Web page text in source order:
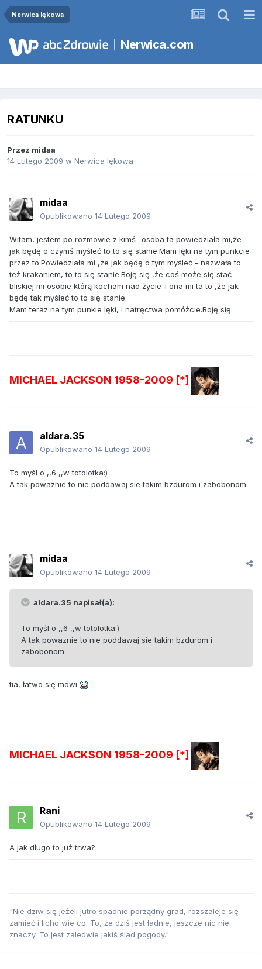
Nerwica lękowa
Nerwica.com
RATUNKU
Przez midaa
14 Lutego 2009 w Nerwica lękowa
midaa
Opublikowano 14 Lutego 2009
Witam, jestem po rozmowie z kimś- osoba ta powiedziała mi,że
jak będę o czymś myśleć to to się stanie.Mam lęki na tym punkcie
przez to.Powiedziała mi ,że jak będę o tym myśleć - nazwała to
też krakaniem, to to się stanie.Boję się ,że coś może się stać
bliskiej mi osobie którą kocham nad życie-i ona mi ta to ,że jak
będę tak myśleć to to się stanie.
Mam teraz na tym punkie lęki, i natręctwa pomóżcie.Boję się.
MICHAEL JACKSON 1958-2009 [*]
aldara.35
Opublikowano 14 Lutego 2009
To myśl o ,,6 ,,w totolotka:)
A tak powaznie to nie poddawaj sie takim bzdurom i zabobonom.
midaa
Opublikowano 14 Lutego 2009
aldara.35 napisał(a):
To myśl o ,,6 ,,w totolotka:)
A tak powaznie to nie poddawaj sie takim bzdurom i
zabobonom.
tia, łatwo się mówi
MICHAEL JACKSON 1958-2009 [*]
Rani
Opublikowano 14 Lutego 2009
A jak długo to już trwa?
"Nie dziw się jeżeli jutro spadnie porządny grad, rozszaleje się
zamieć i licho wie co. To, że dziś jest ładnie, jeszcze nic nie
znaczy. To jest zaledwie jakiś ślad pogody."